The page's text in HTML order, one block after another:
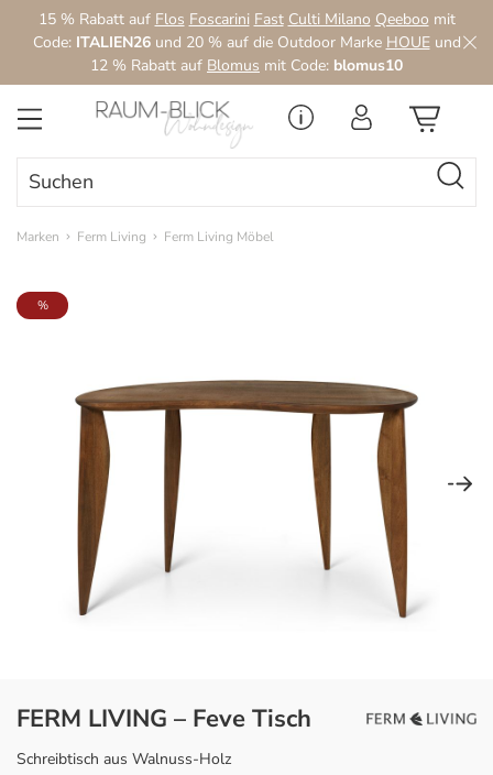
Zum Hauptinhalt springen
15 % Rabatt auf Flos Foscarini Fast Culti Milano Qeeboo mit
Code: ITALIEN26und 20 % auf die Outdoor Marke HOUEund
12 % Rabatt auf Blomus mit Code: blomus10
Marken Ferm Living Ferm Living Möbel
Bildergalerie überspringen
%
FERM LIVING – Feve Tisch
Schreibtisch aus Walnuss-Holz